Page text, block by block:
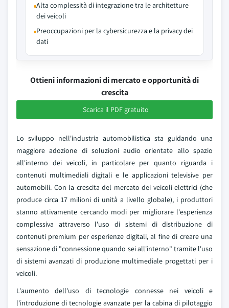
Alta complessità di integrazione tra le architetture
dei veicoli
Preoccupazioni per la cybersicurezza e la privacy dei
dati
Ottieni informazioni di mercato e opportunità di
crescita
Scarica il PDF gratuito
Lo sviluppo nell'industria automobilistica sta guidando una
maggiore adozione di soluzioni audio orientate allo spazio
all'interno dei veicoli, in particolare per quanto riguarda i
contenuti multimediali digitali e le applicazioni televisive per
automobili. Con la crescita del mercato dei veicoli elettrici (che
produce circa 17 milioni di unità a livello globale), i produttori
stanno attivamente cercando modi per migliorare l'esperienza
complessiva attraverso l'uso di sistemi di distribuzione di
contenuti premium per esperienze digitali, al fine di creare una
sensazione di "connessione quando sei all'interno" tramite l'uso
di sistemi avanzati di produzione multimediale progettati per i
veicoli.
L'aumento dell'uso di tecnologie connesse nei veicoli e
l'introduzione di tecnologie avanzate per la cabina di pilotaggio